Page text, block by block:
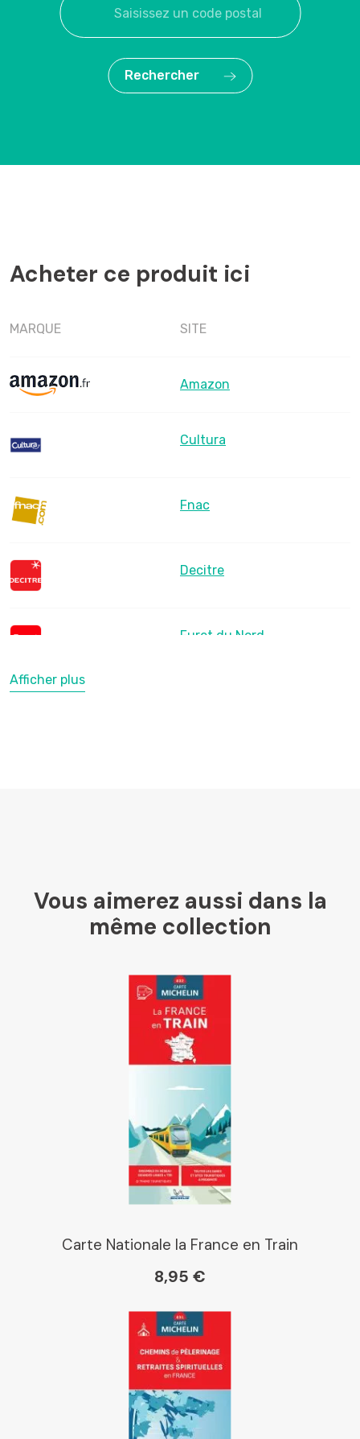
Rechercher
Acheter ce produit ici
MARQUE SITE
Amazon
Cultura
Fnac
Decitre
Furet du Nord
Mollat
Chapitre
Dialogue
Librairie La Procure
Kleber
Place des libraires
Afficher plus
Vous aimerez aussi dans la
même collection
Carte Nationale la France en Train
8,95 €